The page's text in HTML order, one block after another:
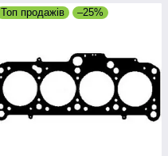
Топ продажів –25%